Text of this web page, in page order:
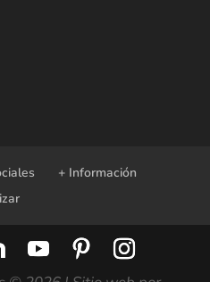
+ Información